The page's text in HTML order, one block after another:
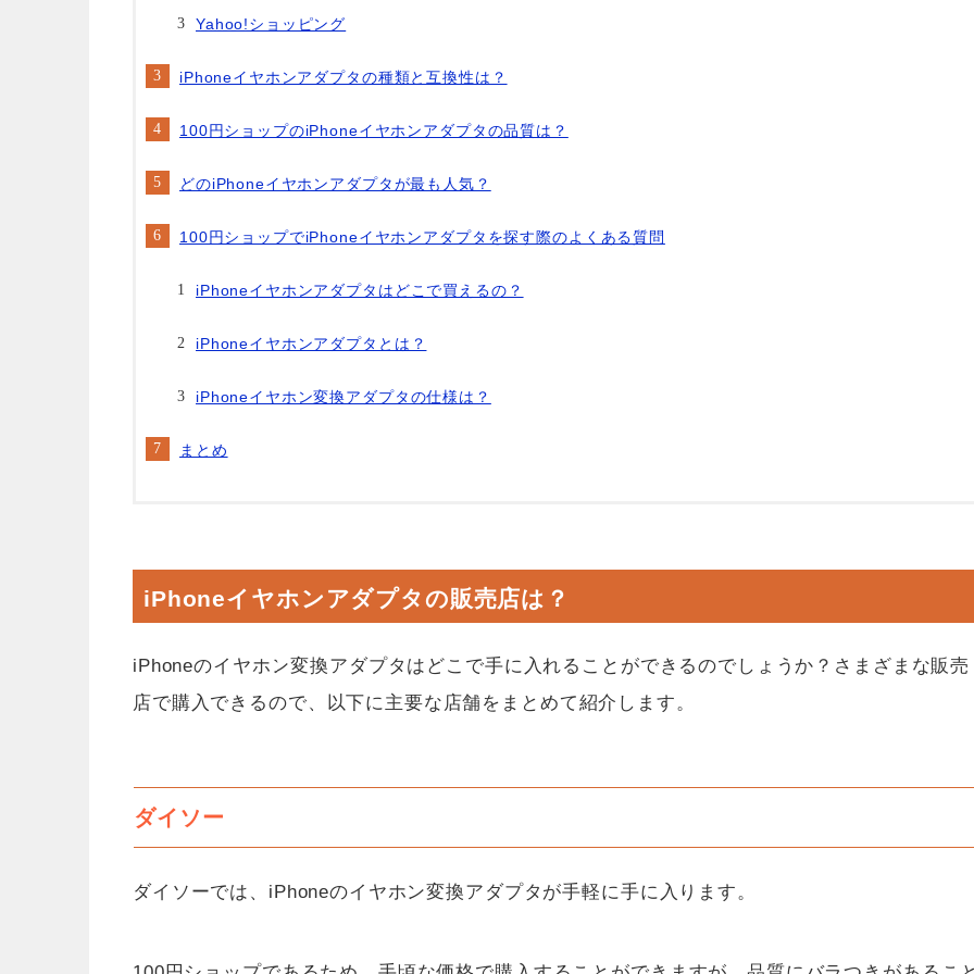
Yahoo!ショッピング
iPhoneイヤホンアダプタの種類と互換性は？
100円ショップのiPhoneイヤホンアダプタの品質は？
どのiPhoneイヤホンアダプタが最も人気？
100円ショップでiPhoneイヤホンアダプタを探す際のよくある質問
iPhoneイヤホンアダプタはどこで買えるの？
iPhoneイヤホンアダプタとは？
iPhoneイヤホン変換アダプタの仕様は？
まとめ
iPhoneイヤホンアダプタの販売店は？
iPhoneのイヤホン変換アダプタはどこで手に入れることができるのでしょうか？さまざまな販売
店で購入できるので、以下に主要な店舗をまとめて紹介します。
ダイソー
ダイソーでは、iPhoneのイヤホン変換アダプタが手軽に手に入ります。